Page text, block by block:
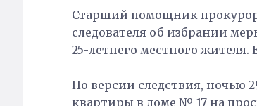
Старший помощник
следователя об избрании
25-летнего местного жителя.
По версии следствия, ночью
квартиры в доме № 17 на